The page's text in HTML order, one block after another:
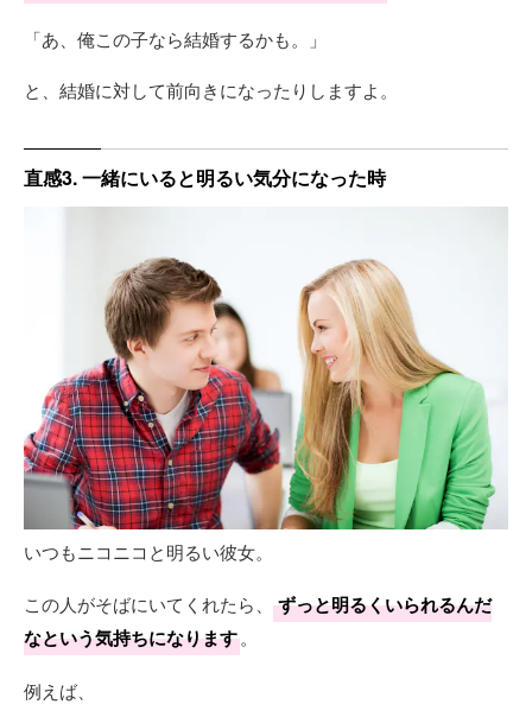
「あ、俺この子なら結婚するかも。」
と、結婚に対して前向きになったりしますよ。
直感3. 一緒にいると明るい気分になった時
いつもニコニコと明るい彼女。
この人がそばにいてくれたら、
ずっと明るくいられるんだ
なという気持ちになります。
例えば、